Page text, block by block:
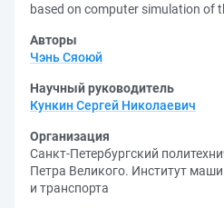
based on computer simulation of
Авторы
Чэнь Сяоюй
Научный руководитель
Кункин Сергей Николаевич
Организация
Санкт-Петербургский
Петра Великого. Институт
и транспорта